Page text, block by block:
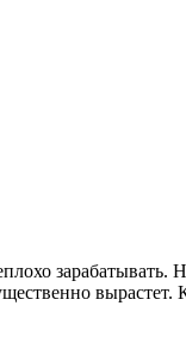
зарабатывать.
вырастет.